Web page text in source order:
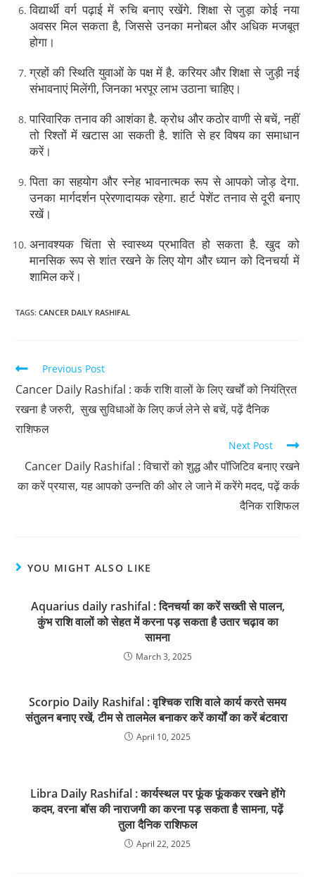
विद्यार्थी वर्ग पढ़ाई में रुचि बनाए रखेंगे. शिक्षा से जुड़ा कोई नया
अवसर मिल सकता है, जिससे उनका मनोबल और अधिक मजबूत
होगा।
ग्रहों की स्थिति युवाओं के पक्ष में है. करियर और शिक्षा से जुड़ी नई
संभावनाएं मिलेंगी, जिनका भरपूर लाभ उठाना चाहिए।
पारिवारिक तनाव की आशंका है. क्रोध और कठोर वाणी से बचें, नहीं
तो रिश्तों में खटास आ सकती है. शांति से हर विषय का समाधान
करें।
पिता का सहयोग और स्नेह भावनात्मक रूप से आपको जोड़ देगा.
उनका मार्गदर्शन प्रेरणादायक रहेगा. हार्ट पेशेंट तनाव से दूरी बनाए
रखें।
अनावश्यक चिंता से स्वास्थ्य प्रभावित हो सकता है. खुद को
मानसिक रूप से शांत रखने के लिए योग और ध्यान को दिनचर्या में
शामिल करें।
TAGS:CANCER DAILY RASHIFAL
Previous Post
Cancer Daily Rashifal : कर्क राशि वालों के लिए खर्चों को नियंत्रित
रखना है जरुरी, सुख सुविधाओं के लिए कर्ज लेने से बचें, पढ़ें दैनिक
राशिफल
Next Post
Cancer Daily Rashifal : विचारों को शुद्ध और पॉजिटिव बनाए रखने
का करें प्रयास, यह आपको उन्नति की ओर ले जाने में करेंगे मदद, पढ़ें कर्क
दैनिक राशिफल
YOU MIGHT ALSO LIKE
Aquarius daily rashifal : दिनचर्या का करें सख्ती से पालन,
कुंभ राशि वालों को सेहत में करना पड़ सकता है उतार चढ़ाव का
सामना
March 3, 2025
Scorpio Daily Rashifal : वृश्चिक राशि वाले कार्य करते समय
संतुलन बनाए रखें, टीम से तालमेल बनाकर करें कार्यों का करें बंटवारा
April 10, 2025
Libra Daily Rashifal : कार्यस्थल पर फूंक फूंककर रखने होंगे
कदम, वरना बॉस की नाराजगी का करना पड़ सकता है सामना, पढ़ें
तुला दैनिक राशिफल
April 22, 2025